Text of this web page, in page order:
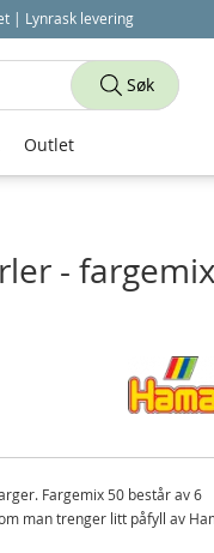
| Lynrask levering
- fargemix
Fargemix 50 består av 6
man trenger litt påfyll av
Søk
Outlet